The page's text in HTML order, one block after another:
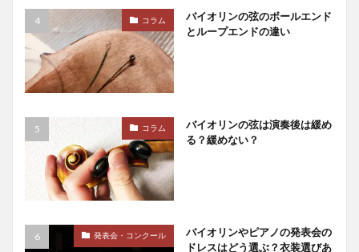
コラム
バイオリンの弦のボールエンド
とループエンドの違い
コラム
バイオリンの弦は演奏後は緩め
る？緩めない？
発表会・コンクール
バイオリンやピアノの発表会の
ドレスはどう選ぶ？衣装選びあ